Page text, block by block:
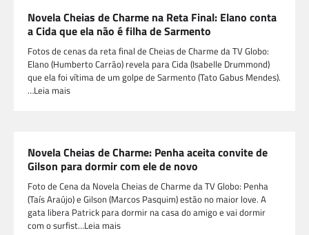
Novela Cheias de Charme na Reta Final: Elano conta
a Cida que ela não é filha de Sarmento
Fotos de cenas da reta final de Cheias de Charme da TV Globo:
Elano (Humberto Carrão) revela para Cida (Isabelle Drummond)
que ela foi vítima de um golpe de Sarmento (Tato Gabus Mendes).
…Leia mais
Novela Cheias de Charme: Penha aceita convite de
Gilson para dormir com ele de novo
Foto de Cena da Novela Cheias de Charme da TV Globo: Penha
(Taís Araújo) e Gilson (Marcos Pasquim) estão no maior love. A
gata libera Patrick para dormir na casa do amigo e vai dormir
com o surfist…Leia mais